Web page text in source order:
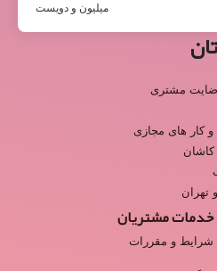
میلیون و دویست
رضایت مشتری
کار های مجازی
کاشان
تهران
خدمات مشتریان
شرایط و مقررات